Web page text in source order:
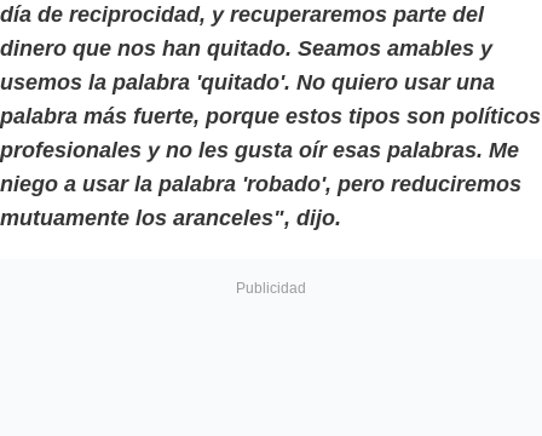
día de reciprocidad, y recuperaremos parte del
dinero que nos han quitado. Seamos amables y
usemos la palabra 'quitado'. No quiero usar una
palabra más fuerte, porque estos tipos son políticos
profesionales y no les gusta oír esas palabras. Me
niego a usar la palabra 'robado', pero reduciremos
mutuamente los aranceles", dijo.